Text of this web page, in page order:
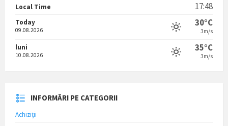
Local Time 17:48
Today
09.08.2026
30°C
3m/s
luni
10.08.2026
35°C
3m/s
INFORMĂRI PE CATEGORII
Achiziții